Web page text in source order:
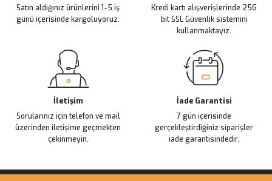
Satın aldığınız ürünlerini 1-5 iş
günü içerisinde kargoluyoruz.
Kredi kartı alışverişlerinde 256
bit SSL Güvenlik sistemini
kullanmaktayız.
İletişim
Sorularınız için telefon ve mail
üzerinden iletişime geçmekten
çekinmeyin.
İade Garantisi
7 gün içerisinde
gerçekleştirdiğiniz siparişler
iade garantisindedir.